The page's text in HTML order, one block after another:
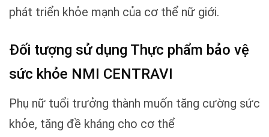
phát triển khỏe mạnh của cơ thể nữ giới.
Đối tượng sử dụng Thực phẩm bảo vệ
sức khỏe NMI CENTRAVI
Phụ nữ tuổi trưởng thành muốn tăng cường sức
khỏe, tăng đề kháng cho cơ thể